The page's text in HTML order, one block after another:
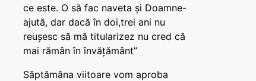
ce este. O să fac naveta și Doamne-
ajută, dar dacă în doi,trei ani nu
reușesc să mă titularizez nu cred că
mai rămân în învățământ”
Săptămâna viitoare vom aproba